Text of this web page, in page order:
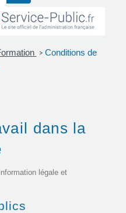
> Conditions de
dans la
légale et